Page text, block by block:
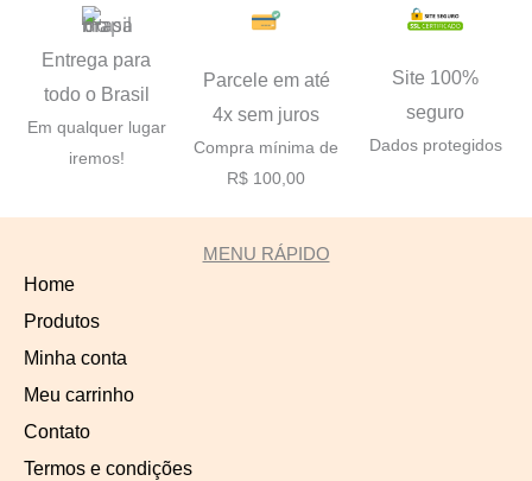
Entrega para
todo o Brasil
Em qualquer lugar
iremos!
Parcele em até
4x sem juros
Compra mínima de
R$ 100,00
Site 100%
seguro
Dados protegidos
MENU RÁPIDO
Home
Produtos
Minha conta
Meu carrinho
Contato
Termos e condições